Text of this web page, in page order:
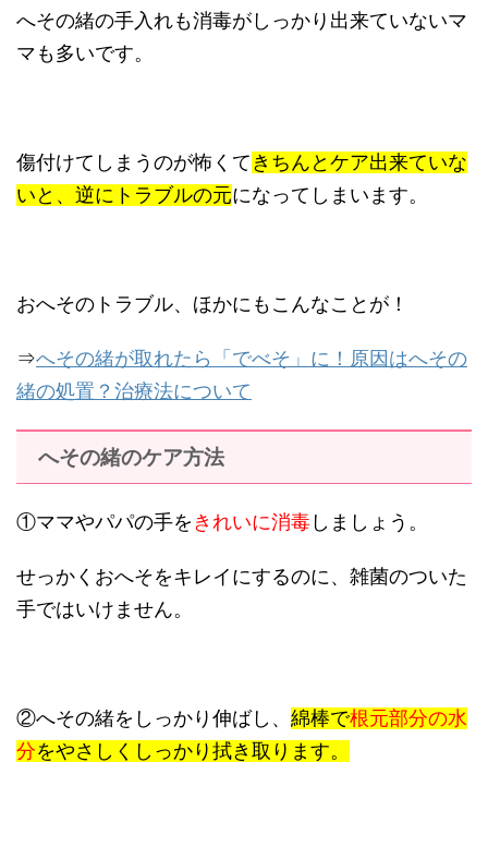
へその緒の手入れも消毒がしっかり出来ていないマ
マも多いです。
傷付けてしまうのが怖くて きちんとケア出来ていな
いと、 逆にトラブルの元になってしまいます。
おへそのトラブル、ほかにもこんなことが！
⇒へその緒が取れたら「でべそ」に！原因はへその
緒の処置？治療法について
へその緒のケア方法
①ママやパパの手を きれいに消毒 しましょう。
せっかくおへそをキレイにするのに、雑菌のついた
手ではいけません。
②へその緒をしっかり伸ばし、 綿棒で根元部分の水
分をやさしくしっかり拭き取ります。